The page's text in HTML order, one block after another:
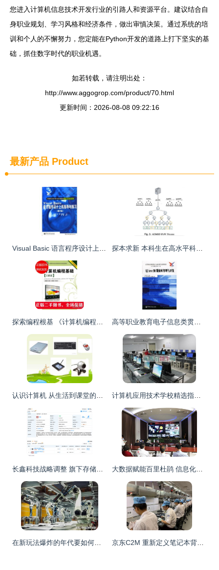
您进入计算机信息技术开发行业的引路人和资源平台。建议结合自
身职业规划、学习风格和经济条件，做出审慎决策。通过系统的培
训和个人的不懈努力，您定能在Python开发的道路上打下坚实的基
础，抓住数字时代的职业机遇。
如若转载，请注明出处：
http://www.aggogrop.com/product/70.html
更新时间：2026-08-08 09:22:16
最新产品 Product